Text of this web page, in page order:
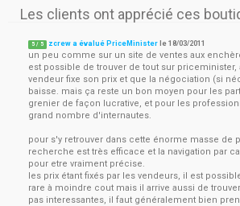
Les clients ont apprécié ces
5 / 5 zcrew a évalué PriceMinister le18/03/2011
un peu comme sur un site de ventes aux
est possible de trouver de tout sur
vendeur fixe son prix et que la négociation (si
baisse. mais ça reste un bon moyen pour les
grenier de façon lucrative, et pour les
grand nombre d'internautes.
pour s'y retrouver dans cette énorme masse de
recherche est très efficace et la navigation par
pour etre vraiment précise.
les prix étant fixés par les vendeurs, il est
rare à moindre cout mais il arrive aussi de
pas interessantes, il faut généralement bien